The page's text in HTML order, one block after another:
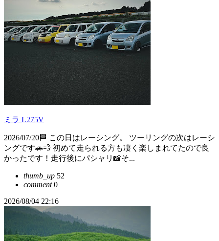
ミラ L275V
2026/07/20🏁 この日はレーシング。 ツーリングの次はレーシ
ングです🚗💨 初めて走られる方も凄く楽しまれてたので良
かったです！走行後にパシャリ📸そ...
thumb_up 52
comment0
2026/08/04 22:16